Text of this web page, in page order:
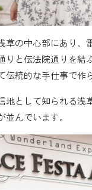
草の中心部にあり
と伝法院通りを結
統的な手仕事で作
地として知られる
んでいます。